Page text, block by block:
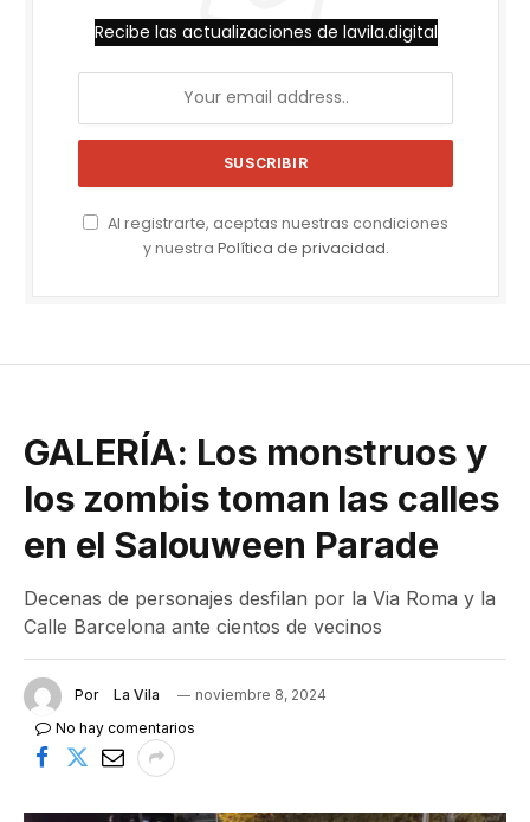
Recibe las actualizaciones de lavila.digital
Al registrarte, aceptas nuestras condiciones
y nuestra Política de privacidad.
GALERÍA: Los monstruos y
los zombis toman las calles
en el Salouween Parade
Decenas de personajes desfilan por la Via Roma y la
Calle Barcelona ante cientos de vecinos
Por La Vila
noviembre 8, 2024
No hay comentarios